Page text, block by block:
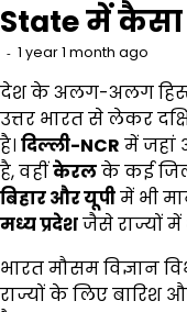
State में कैसा
1 year 1 month ago
देश के अलग-अलग
उत्तर भारत से लेकर
है। दिल्ली-NCR में जहां
है, वहींकेरलके कई
बिहार और यूपीमें भी
मध्य प्रदेशजैसे राज्यों में
भारत मौसम विज्ञान
राज्यों के लिए बारिश